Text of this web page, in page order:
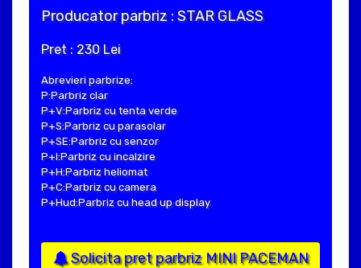
Producator parbriz : STAR GLASS
Pret : 230 Lei
Abrevieri parbrize:
P:Parbriz clar
P+V:Parbriz cu tenta verde
P+S:Parbriz cu parasolar
P+SE:Parbriz cu senzor
P+I:Parbriz cu incalzire
P+H:Parbriz heliomat
P+C:Parbriz cu camera
P+Hud:Parbriz cu head up display
Solicita pret parbriz MINI PACEMAN